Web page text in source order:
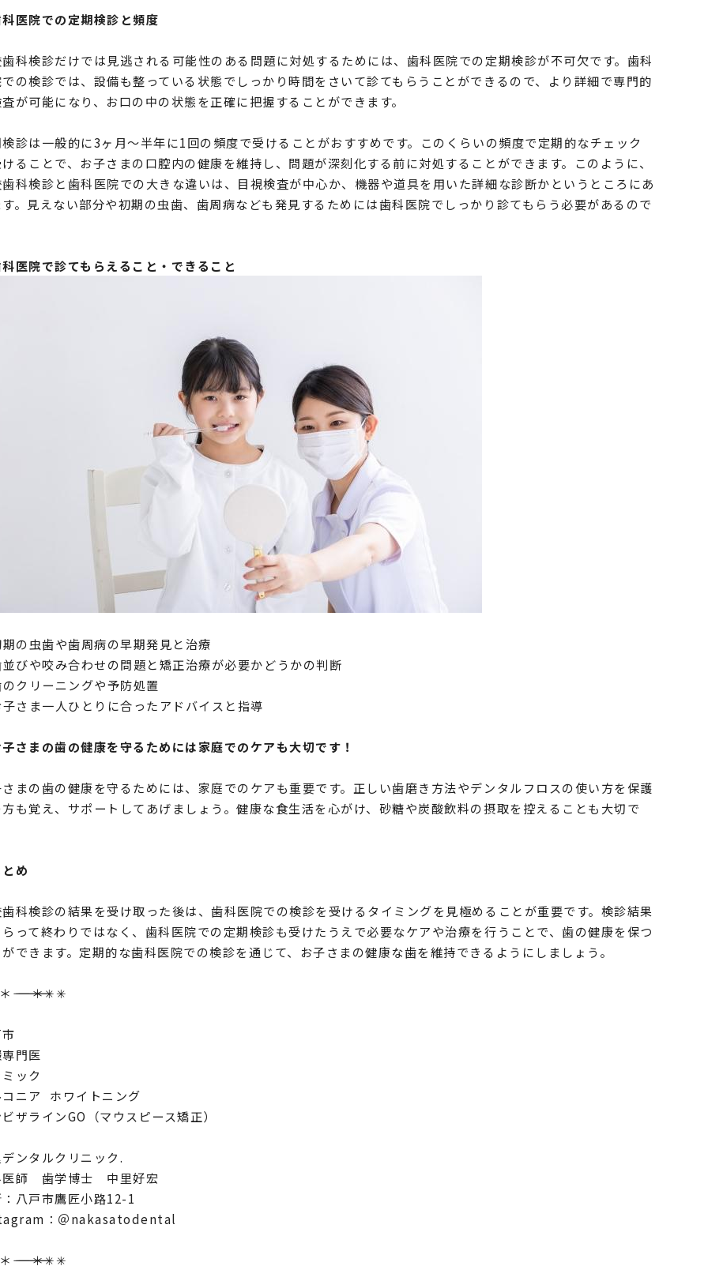
医院での定期検診と頻度
科検診だけでは見逃される可能性のある問題に対処するためには、歯科医院での定期検診が不可欠です。歯科
の検診では、設備も整っている状態でしっかり時間をさいて診てもらうことができるので、より詳細で専門的
が可能になり、お口の中の状態を正確に把握することができます。
診は一般的に3ヶ月〜半年に1回の頻度で受けることがおすすめです。このくらいの頻度で定期的なチェック
ることで、お子さまの口腔内の健康を維持し、問題が深刻化する前に対処することができます。このように、
科検診と歯科医院での大きな違いは、目視検査が中心か、機器や道具を用いた詳細な診断かというところにあ
。見えない部分や初期の虫歯、歯周病なども発見するためには歯科医院でしっかり診てもらう必要があるので
医院で診てもらえること・できること
の虫歯や歯周病の早期発見と治療
びや咬み合わせの問題と矯正治療が必要かどうかの判断
クリーニングや予防処置
さま一人ひとりに合ったアドバイスと指導
さまの歯の健康を守るためには家庭でのケアも大切です！
まの歯の健康を守るためには、家庭でのケアも重要です。正しい歯磨き方法やデンタルフロスの使い方を保護
も覚え、サポートしてあげましょう。健康な食生活を心がけ、砂糖や炭酸飲料の摂取を控えることも大切で
め
科検診の結果を受け取った後は、歯科医院での検診を受けるタイミングを見極めることが重要です。検診結果
って終わりではなく、歯科医院での定期検診も受けたうえで必要なケアや治療を行うことで、歯の健康を保つ
できます。定期的な歯科医院での検診を通じて、お子さまの健康な歯を維持できるようにしましょう。
＊✳︎✳︎
門医
ック
ニア ホワイトニング
ザラインGO（マウスピース矯正）
ンタルクリニック.
医師 歯学博士 中里好宏
八戸市鷹匠小路12-1
：＠nakasatodental
＊✳︎✳︎